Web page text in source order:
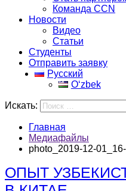
Команда ССN
Новости
Видео
Статьи
Студенты
Отправить заявку
Русский
Oʻzbek
Искать:
Главная
Медиафайлы
photo_2019-12-
ОПЫТ